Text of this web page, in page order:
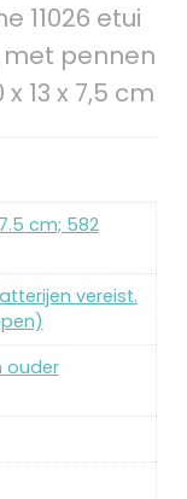
11026 etui
met pennen
13 x 7,5 cm
cm; 582
vereist.
ouder